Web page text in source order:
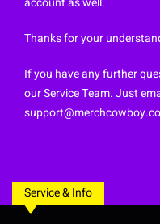
Thanks for your
If you have any further
our Service Team. Just
Service & Info